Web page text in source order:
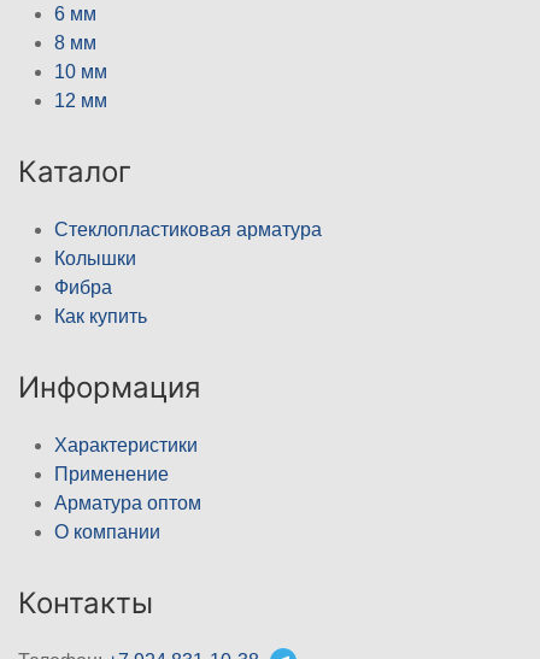
6 мм
8 мм
10 мм
12 мм
Каталог
Стеклопластиковая арматура
Колышки
Фибра
Как купить
Информация
Характеристики
Применение
Арматура оптом
О компании
Контакты